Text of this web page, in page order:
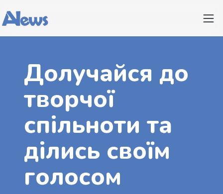
Долучайся до
творчої
спільноти та
ділись своїм
голосом